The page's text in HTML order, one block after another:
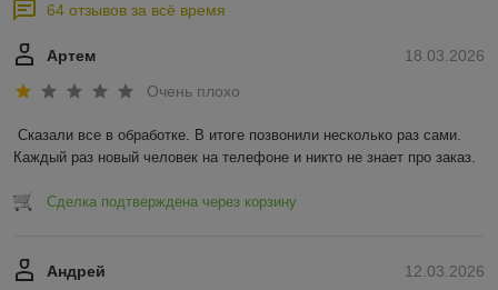
64 отзывов за всё время
18.03.2026
Артем
Очень плохо
Сказали все в обработке. В итоге позвонили несколько раз сами.
Каждый раз новый человек на телефоне и никто не знает про заказ.
Сделка подтверждена через корзину
12.03.2026
Андрей